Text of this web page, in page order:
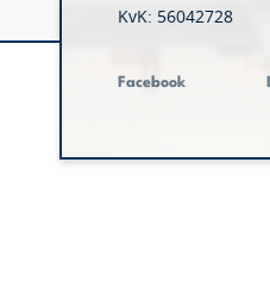
KvK: 56042728
Facebook